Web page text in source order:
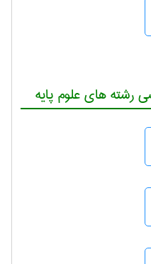
های علوم پایه